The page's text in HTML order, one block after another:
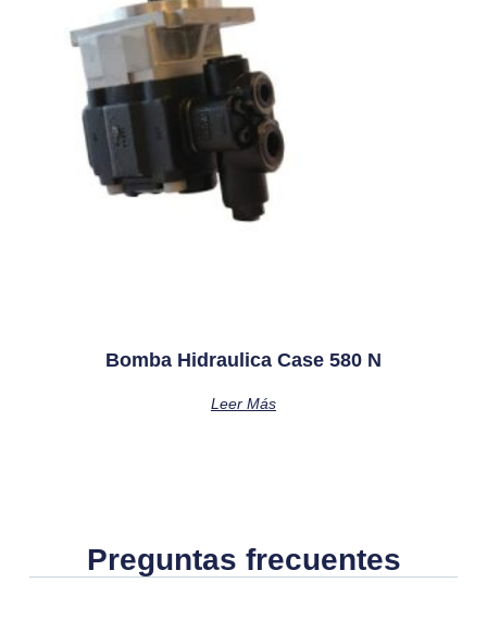
Bomba Hidraulica Case 580 N
Leer Más
Preguntas frecuentes